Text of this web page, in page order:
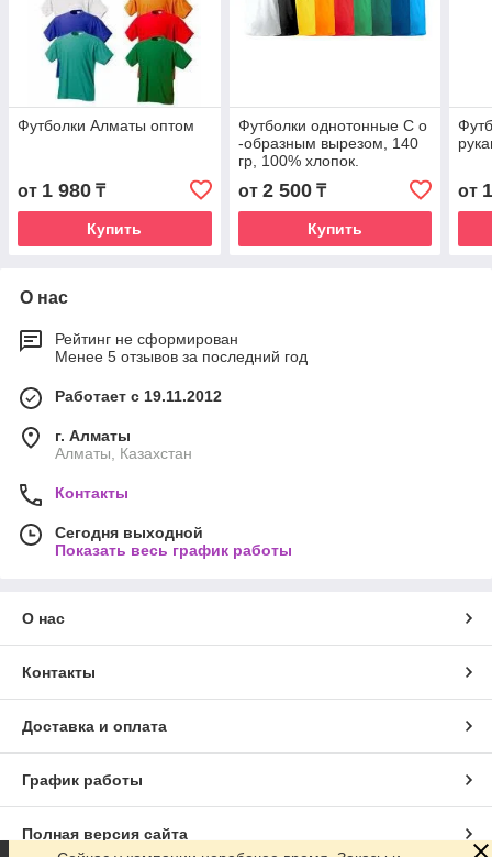
Футболки Алматы оптом
от 1 980 ₸
Купить
Футболки однотонные С о
-образным вырезом, 140
гр, 100% хлопок.
от 2 500₸
Купить
от
О нас
Рейтинг не сформирован
Менее 5 отзывов за последний год
Работает с 19.11.2012
г. Алматы
Алматы, Казахстан
Контакты
Сегодня выходной
Показать весь график работы
О нас
Контакты
Доставка и оплата
График работы
Полная версия сайта